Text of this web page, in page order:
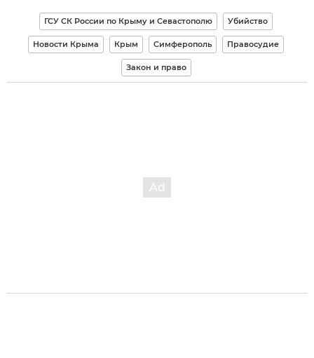
ГСУ СК России по Крыму и Севастополю Убийство
Новости Крыма Крым Симферополь Правосудие
Закон и право